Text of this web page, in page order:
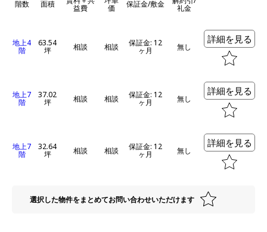
階数 面積 益費 価 保証金/敷金 礼金
地上4
階
63.54
坪 相談 相談 保証金: 12
ヶ月 無し
詳細を見る
地上7
階
37.02
坪 相談 相談 保証金: 12
ヶ月 無し
詳細を見る
地上7
階
32.64
坪 相談 相談 保証金: 12
ヶ月 無し
詳細を見る
選択した物件をまとめてお問い合わせいただけます